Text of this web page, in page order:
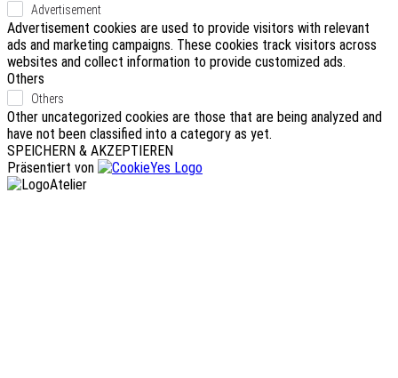
Advertisement
Advertisement cookies are used to provide visitors with relevant
ads and marketing campaigns. These cookies track visitors across
websites and collect information to provide customized ads.
Others
Others
Other uncategorized cookies are those that are being analyzed and
have not been classified into a category as yet.
SPEICHERN & AKZEPTIEREN
Präsentiert von